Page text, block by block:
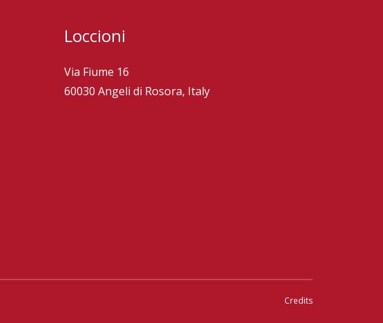
Loccioni
Via Fiume 16
60030 Angeli di Rosora, Italy
Credits